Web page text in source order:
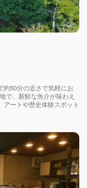
約50分の近さで気軽にお
で、新鮮な魚介が味わえ
ートや歴史体験スポット